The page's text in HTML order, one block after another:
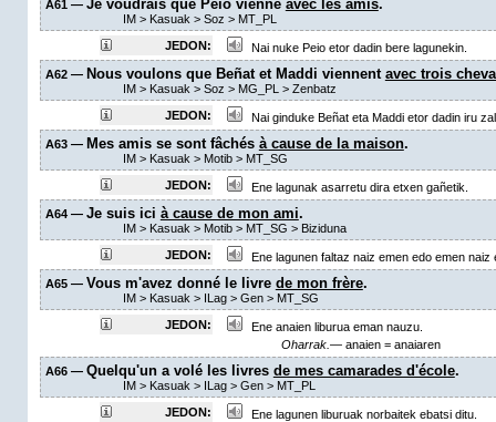
A61 — Je voudrais que Peio vienne avec les amis.
IM> Kasuak > Soz > MT_PL
JEDON:
Nai nuke Peio etor dadin bere lagunekin.
A62 — Nous voulons que Beñat et Maddi viennent avec trois
IM> Kasuak > Soz > MG_PL > Zenbatz
JEDON:
Nai ginduke Beñat eta Maddi etor dadin iru
A63 — Mes amis se sont fâchés à cause de la maison.
IM> Kasuak > Motib> MT_SG
JEDON:
Ene lagunak asarretu dira etxen gañetik.
A64 — Je suis ici à cause de mon ami.
IM> Kasuak > Motib> MT_SG > Biziduna
JEDON:
Ene lagunen faltaz naiz emen edo emen naiz
A65 — Vous m'avez donné le livre de mon frère.
IM> Kasuak > ILag> Gen> MT_SG
JEDON:
Ene anaien liburua eman nauzu.
Oharrak.—anaien = anaiaren
A66 — Quelqu'un a volé les livres de mes camarades d'école.
IM> Kasuak > ILag> Gen> MT_PL
JEDON:
Ene lagunen liburuak norbaitek ebatsi ditu.